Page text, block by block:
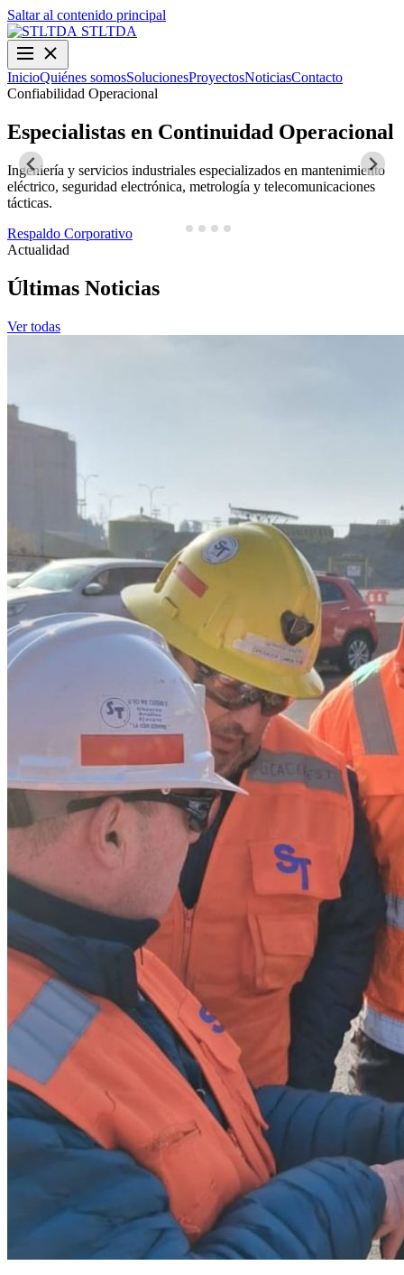
Saltar al contenido principal
STLTDA
InicioQuiénes somosSolucionesProyectosNoticiasContacto
Confiabilidad Operacional
Especialistas en Continuidad Operacional
Ingeniería y servicios industriales especializados en mantenimiento
eléctrico, seguridad electrónica, metrología y telecomunicaciones
tácticas.
Respaldo Corporativo
Actualidad
Últimas Noticias
Ver todas